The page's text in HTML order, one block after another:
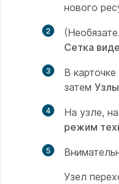
нового
2
Сетка
3 В
затем Узлы
4 На узле,
режим
5
Узел